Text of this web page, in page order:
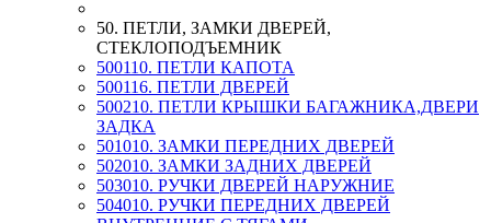
50. ПЕТЛИ, ЗАМКИ ДВЕРЕЙ,
СТЕКЛОПОДЪЕМНИК
500110. ПЕТЛИ КАПОТА
500116. ПЕТЛИ ДВЕРЕЙ
500210. ПЕТЛИ КРЫШКИ БАГАЖНИКА,ДВЕРИ
ЗАДКА
501010. ЗАМКИ ПЕРЕДНИХ ДВЕРЕЙ
502010. ЗАМКИ ЗАДНИХ ДВЕРЕЙ
503010. РУЧКИ ДВЕРЕЙ НАРУЖНИЕ
504010. РУЧКИ ПЕРЕДНИХ ДВЕРЕЙ